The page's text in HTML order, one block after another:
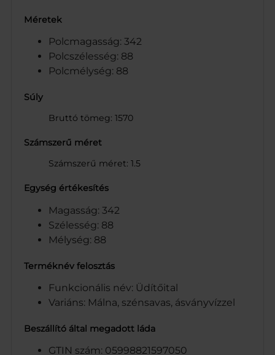
Méretek
Polcmagasság: 342
Polcszélesség: 88
Polcmélység: 88
Súly
Bruttó tömeg: 1570
Számszerű méret
Számszerű méret: 1.5
Egység értékesítés
Magasság: 342
Szélesség: 88
Mélység: 88
Terméknév felosztás
Funkcionális név: Üdítőital
Variáns: Málna, szénsavas, ásványvízzel
Beszállító által megadott láda
GTIN szám: 05998821597050